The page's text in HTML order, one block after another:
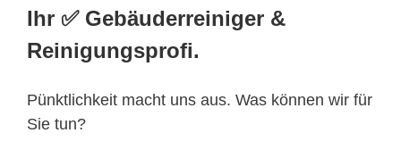
Ihr ✅ Gebäuderreiniger &
Reinigungsprofi.
Pünktlichkeit macht uns aus. Was können wir für
Sie tun?